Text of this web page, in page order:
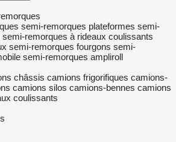
semi-remorques plateformes semi-
semi-remorques à rideaux coulissants
semi-remorques fourgons semi-
semi-remorques ampliroll
châssis camions frigorifiques camions-
camions silos camions-bennes camions
coulissants